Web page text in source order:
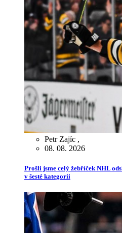
Petr Zajíc ,
08. 08. 2026
Prošli jsme celý žebříček NHL
v šesté kategorii